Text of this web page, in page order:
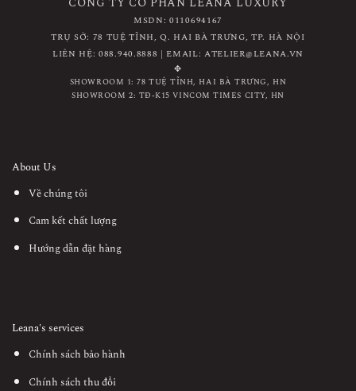
CÔNG TY CỔ PHẦN LEANA LUXURY
MSDN: 0110694167
TRỤ SỞ: 78 TUỆ TĨNH, Q. HAI BÀ TRƯNG, TP. HÀ NỘI
LIÊN HỆ: 088.940.8888 | EMAIL: ATELIER@LEANA.VN
✥
SHOWROOM 1: 78 TUỆ TĨNH, HAI BÀ TRƯNG, HN
SHOWROOM 2: TĐ-K15 VINCOM TIMES CITY, HN
About Us
Về chúng tôi
Cam kết chất lượng
Hướng dẫn đặt hàng
Leana's services
Chính sách bảo hành
Chính sách thu đổi